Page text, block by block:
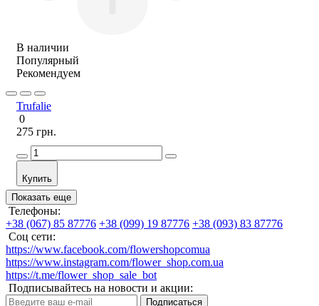
В наличии
Популярный
Рекомендуем
Trufalie
0
275 грн.
Купить
Показать еще
Телефоны:
+38 (067) 85 87776 +38 (099) 19 87776 +38 (093) 83 87776
Соц сети:
https://www.facebook.com/flowershopcomua
https://www.instagram.com/flower_shop.com.ua
https://t.me/flower_shop_sale_bot
Подписывайтесь на новости и акции:
Подписаться